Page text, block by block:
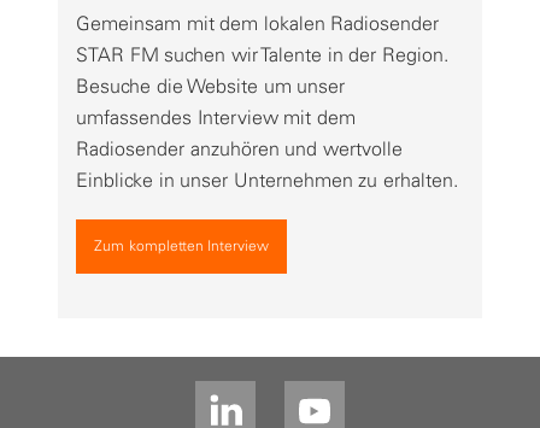
Gemeinsam mit dem lokalen Radiosender
STAR FM suchen wir Talente in der Region.
Besuche die Website um unser
umfassendes Interview mit dem
Radiosender anzuhören und wertvolle
Einblicke in unser Unternehmen zu erhalten.
Zum kompletten Interview